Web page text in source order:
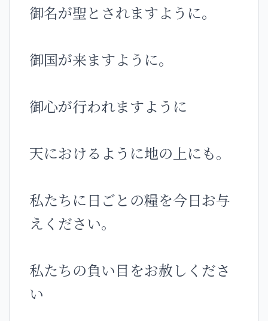
御名が聖とされますように。
御国が来ますように。
御心が行われますように
天におけるように地の上にも。
私たちに日ごとの糧を今日お与
えください。
私たちの負い目をお赦しくださ
い